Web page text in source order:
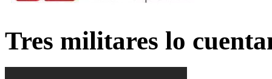
Tres militares lo